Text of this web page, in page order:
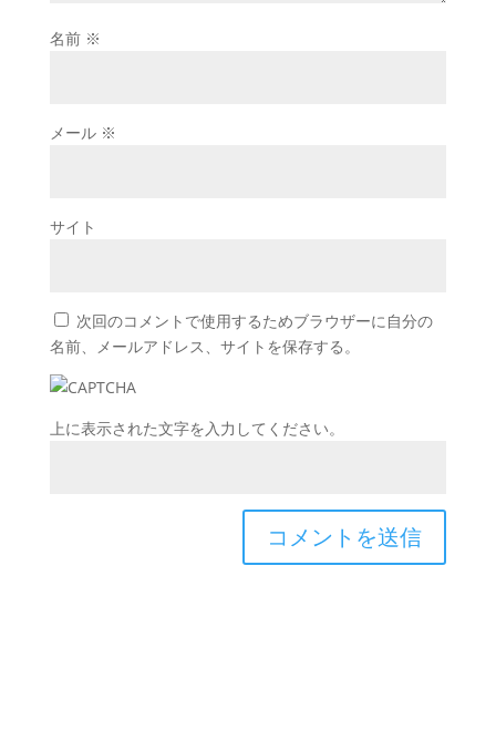
名前 ※
メール ※
サイト
次回のコメントで使用するためブラウザーに自分の
名前、メールアドレス、サイトを保存する。
上に表示された文字を入力してください。